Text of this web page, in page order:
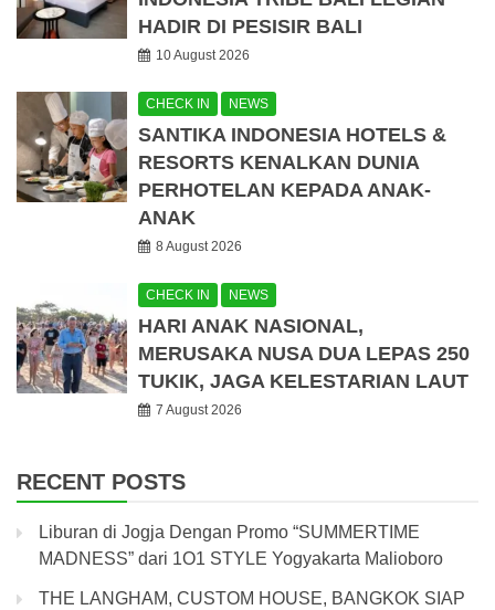
HADIR DI PESISIR BALI
10 August 2026
CHECK IN NEWS
SANTIKA INDONESIA HOTELS &
RESORTS KENALKAN DUNIA
PERHOTELAN KEPADA ANAK-
ANAK
8 August 2026
CHECK IN NEWS
HARI ANAK NASIONAL,
MERUSAKA NUSA DUA LEPAS 250
TUKIK, JAGA KELESTARIAN LAUT
7 August 2026
RECENT POSTS
Liburan di Jogja Dengan Promo “SUMMERTIME
MADNESS” dari 1O1 STYLE Yogyakarta Malioboro
THE LANGHAM, CUSTOM HOUSE, BANGKOK SIAP